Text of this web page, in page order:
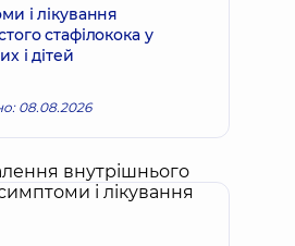
і лікування
стафілокока у
і дітей
08.08.2026